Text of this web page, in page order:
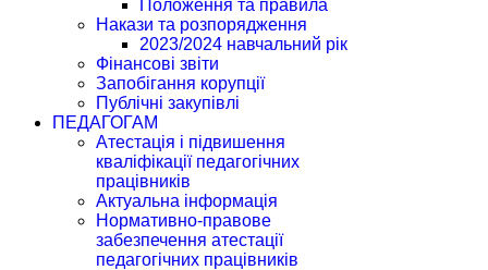
Положення та правила
Накази та розпорядження
2023/2024 навчальний рік
Фінансові звіти
Запобігання корупції
Публічні закупівлі
ПЕДАГОГАМ
Атестація і підвишення
кваліфікації педагогічних
працівників
Актуальна інформація
Нормативно-правове
забезпечення атестації
педагогічних працівників